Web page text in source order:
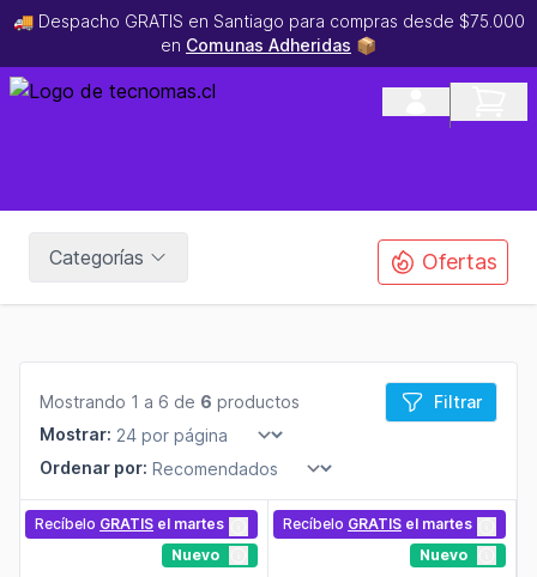
🚚 Despacho GRATIS en Santiago para compras desde $75.000
en Comunas Adheridas 📦
Categorías Ofertas
Mostrando 1 a 6 de 6 productos
Filtrar
Mostrar:
Ordenar por:
Recíbelo GRATIS el martes
Nuevo
Recíbelo GRATIS el martes
Nuevo